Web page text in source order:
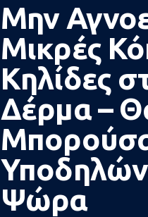
Μην
Μικρές
Κηλίδες
Δέρμα –
Ψώρα